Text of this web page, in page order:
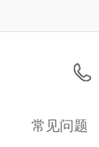
常见问题